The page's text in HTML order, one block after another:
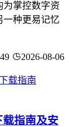
为掌控数字资
一种更易记忆
2026-08-06
指南及安